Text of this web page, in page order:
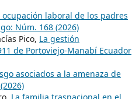
laboral de los padres
Núm. 168 (2026)
Pico, La gestión
de Portoviejo-Manabí Ecuador
asociados a la amenaza de